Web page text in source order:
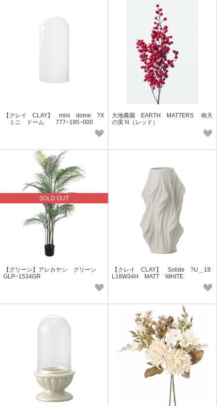
【クレイ CLAY】 mini dome ?X
ミニ ドーム 777−195−000
大地農園 EARTH MATTERS 南天
の実 N（レッド）
SOLD OUT
【グリーン】アレカヤシ グリーン
GLP−1534GR
【クレイ CLAY】 Solide ?U＿18
L18W34H MATT WHITE